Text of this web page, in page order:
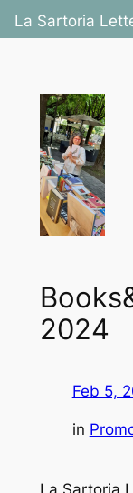
contenuto
2024
Feb 5,
in
La Sartoria
La Sartoria